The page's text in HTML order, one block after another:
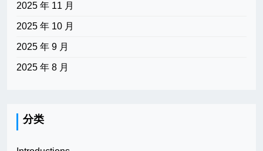
2025 年 11 月
2025 年 10 月
2025 年 9 月
2025 年 8 月
分类